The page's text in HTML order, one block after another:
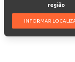
região
INFORMAR